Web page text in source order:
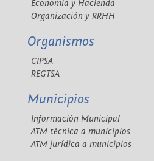
Economía y Hacienda
Organización y RRHH
Organismos
CIPSA
REGTSA
Municipios
Información Municipal
ATM técnica a municipios
ATM jurídica a municipios